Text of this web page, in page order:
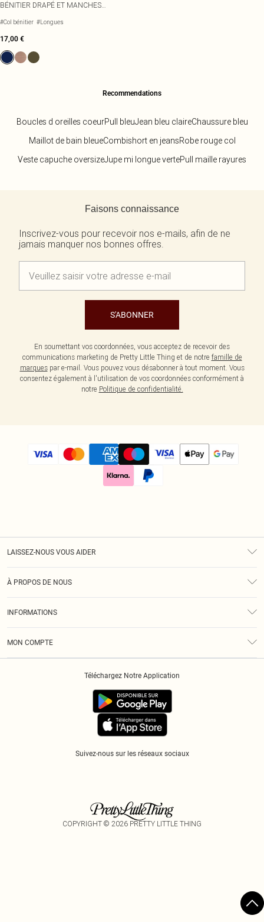
BÉNITIER DRAPÉ ET MANCHES
LONGUES
#Col bénitier #Longues
17,00 €
Recommendations
Boucles d oreilles coeurPull bleuJean bleu claireChaussure bleu
Maillot de bain bleueCombishort en jeansRobe rouge col
Veste capuche oversizeJupe mi longue vertePull maille rayures
Faisons connaissance
Inscrivez-vous pour recevoir nos e-mails, afin de ne
jamais manquer nos bonnes offres.
S'ABONNER
En soumettant vos coordonnées, vous acceptez de recevoir des
communications marketing de Pretty Little Thing et de notre famille de
marquespar e-mail. Vous pouvez vous désabonner à tout moment. Vous
consentez également à l'utilisation de vos coordonnées conformément à
notre Politique de confidentialité.
LAISSEZ-NOUS VOUS AIDER
À PROPOS DE NOUS
INFORMATIONS
MON COMPTE
Suivez-nous sur les réseaux sociaux
Téléchargez Notre Application
COPYRIGHT © 2026 PRETTY LITTLE THING